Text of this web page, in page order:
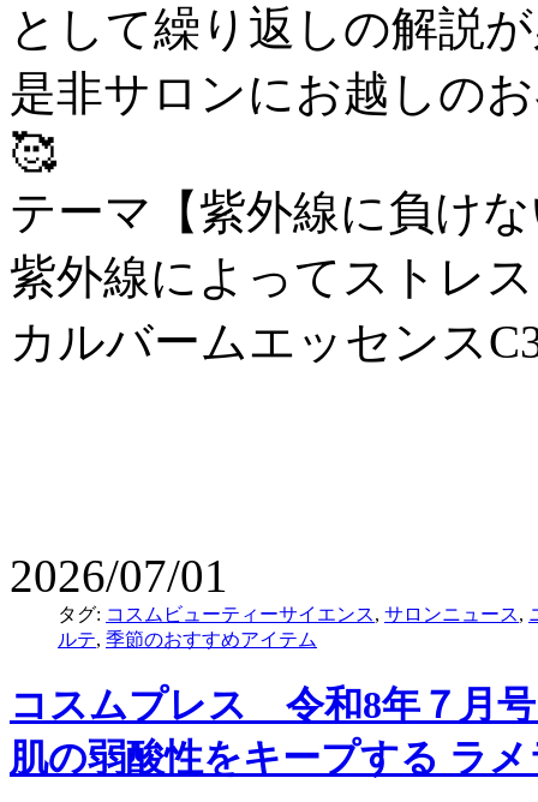
として繰り返しの解説
是非サロンにお越しの
🥰
テーマ【紫外線に負け
紫外線によってストレ
カルバームエッセンス
2026/07/01
タグ: コスムビューティーサイエンス, サロンニュース,
ルテ, 季節のおすすめアイテム
コスムプレス 令和8年７月
肌の弱酸性をキープする ラ